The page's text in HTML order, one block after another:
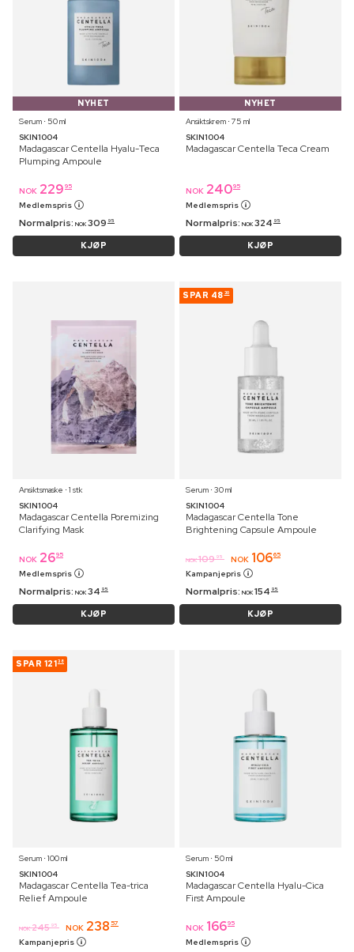
NYHET
Serum ⋅ 50 ml
SKIN1004
Madagascar Centella Hyalu-Teca
Plumping Ampoule
NOK 229 95
Medlemspris
Normalpris: NOK 309 95
KJØP
NYHET
Ansiktskrem ⋅ 75 ml
SKIN1004
Madagascar Centella Teca Cream
NOK 24095
Medlemspris
Normalpris: NOK 324 95
KJØP
Ansiktsmaske ⋅ 1 stk
SKIN1004
Madagascar Centella Poremizing
Clarifying Mask
NOK 2695
Medlemspris
Normalpris: NOK 34 95
KJØP
SPAR 48 30
Serum ⋅ 30 ml
SKIN1004
Madagascar Centella Tone
Brightening Capsule Ampoule
NOK 109 95 NOK 10665
Kampanjepris
Normalpris: NOK 154 95
KJØP
SPAR 12138
Serum ⋅ 100 ml
SKIN1004
Madagascar Centella Tea-trica
Relief Ampoule
NOK 245 95 NOK 238 57
Kampanjepris
Serum ⋅ 50 ml
SKIN1004
Madagascar Centella Hyalu-Cica
First Ampoule
NOK 16695
Medlemspris